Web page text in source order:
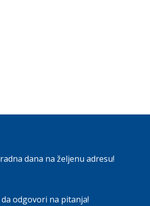
dana na željenu adresu!
odgovori na pitanja!